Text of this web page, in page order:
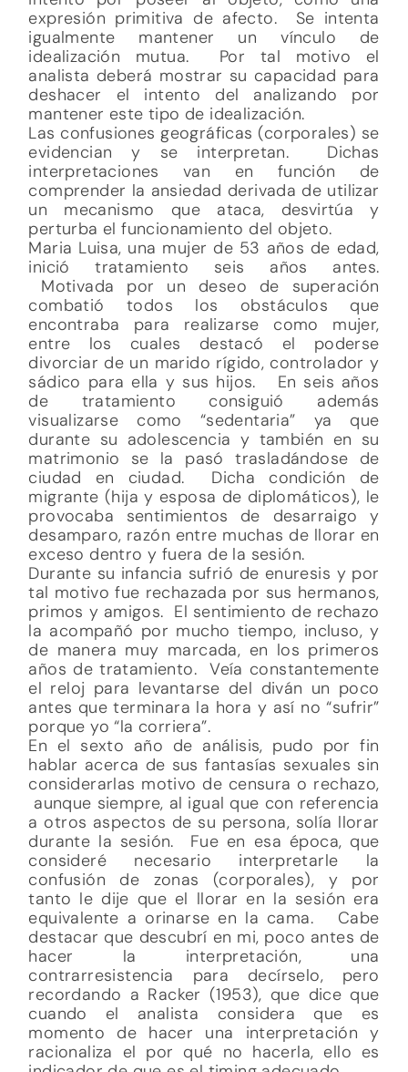
expresión primitiva de afecto. Se intenta
igualmente mantener un vínculo de
idealización mutua. Por tal motivo el
analista deberá mostrar su capacidad para
deshacer el intento del analizando por
mantener este tipo de idealización.
Las confusiones geográficas (corporales) se
evidencian y se interpretan. Dichas
interpretaciones van en función de
comprender la ansiedad derivada de utilizar
un mecanismo que ataca, desvirtúa y
perturba el funcionamiento del objeto.
Maria Luisa, una mujer de 53 años de edad,
inició tratamiento seis años antes.
Motivada por un deseo de superación
combatió todos los obstáculos que
encontraba para realizarse como mujer,
entre los cuales destacó el poderse
divorciar de un marido rígido, controlador y
sádico para ella y sus hijos. En seis años
de tratamiento consiguió además
visualizarse como “sedentaria” ya que
durante su adolescencia y también en su
matrimonio se la pasó trasladándose de
ciudad en ciudad. Dicha condición de
migrante (hija y esposa de diplomáticos), le
provocaba sentimientos de desarraigo y
desamparo, razón entre muchas de llorar en
exceso dentro y fuera de la sesión.
Durante su infancia sufrió de enuresis y por
tal motivo fue rechazada por sus hermanos,
primos y amigos. El sentimiento de rechazo
la acompañó por mucho tiempo, incluso, y
de manera muy marcada, en los primeros
años de tratamiento. Veía constantemente
el reloj para levantarse del diván un poco
antes que terminara la hora y así no “sufrir”
porque yo “la corriera”.
En el sexto año de análisis, pudo por fin
hablar acerca de sus fantasías sexuales sin
considerarlas motivo de censura o rechazo,
aunque siempre, al igual que con referencia
a otros aspectos de su persona, solía llorar
durante la sesión. Fue en esa época, que
consideré necesario interpretarle la
confusión de zonas (corporales), y por
tanto le dije que el llorar en la sesión era
equivalente a orinarse en la cama. Cabe
destacar que descubrí en mi, poco antes de
hacer la interpretación, una
contrarresistencia para decírselo, pero
recordando a Racker (1953), que dice que
cuando el analista considera que es
momento de hacer una interpretación y
racionaliza el por qué no hacerla, ello es